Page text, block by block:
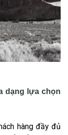
dạng lựa chọn
hàng đầy đủ